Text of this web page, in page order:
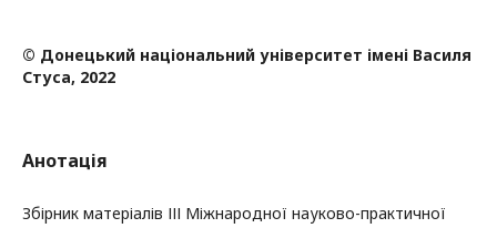
© Донецький національний університет імені Василя
Стуса, 2022
Анотація
Збірник матеріалів ІІІ Міжнародної науково-практичної